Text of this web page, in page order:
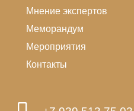
Мнение экспертов
Меморандум
Мероприятия
Контакты